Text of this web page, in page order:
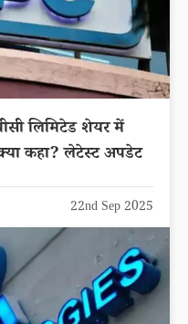
लिमिटेड शेयर में
कहा? लेटेस्ट अपडेट
22nd Sep 2025